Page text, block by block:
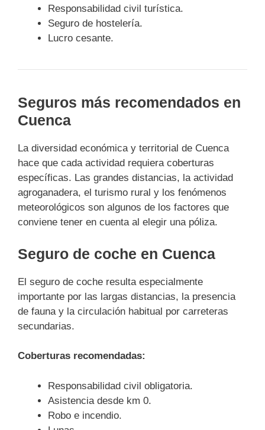
Responsabilidad civil turística.
Seguro de hostelería.
Lucro cesante.
Seguros más recomendados en
Cuenca
La diversidad económica y territorial de Cuenca
hace que cada actividad requiera coberturas
específicas. Las grandes distancias, la actividad
agroganadera, el turismo rural y los fenómenos
meteorológicos son algunos de los factores que
conviene tener en cuenta al elegir una póliza.
Seguro de coche en Cuenca
El seguro de coche resulta especialmente
importante por las largas distancias, la presencia
de fauna y la circulación habitual por carreteras
secundarias.
Coberturas recomendadas:
Responsabilidad civil obligatoria.
Asistencia desde km 0.
Robo e incendio.